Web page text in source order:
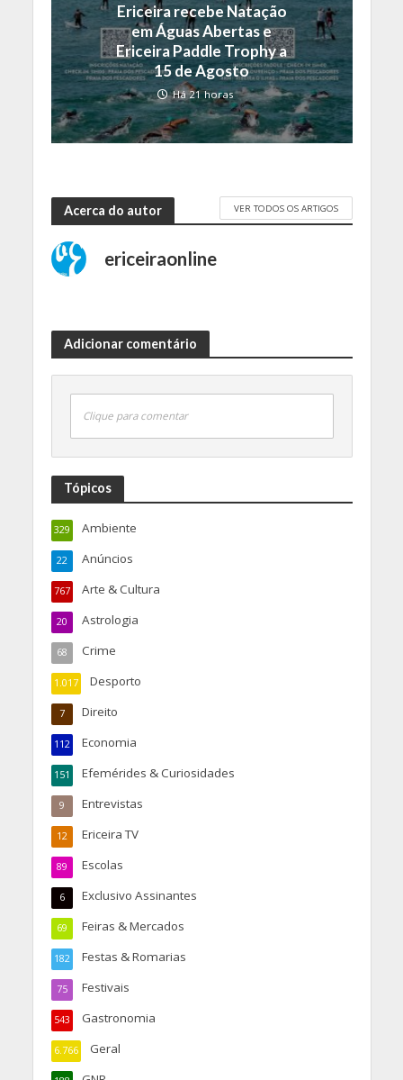
Ericeira recebe Natação
em Águas Abertas e
Ericeira Paddle Trophy a
15 de Agosto
Há 21 horas
Acerca do autor VER TODOS OS ARTIGOS
ericeiraonline
Adicionar comentário
Clique para comentar
Tópicos
Ambiente
329
Anúncios
22
Arte & Cultura
767
Astrologia
20
Crime
68
Desporto
1.017
Direito
7
Economia
112
Efemérides & Curiosidades
151
Entrevistas
9
Ericeira TV
12
Escolas
89
Exclusivo Assinantes
6
Feiras & Mercados
69
Festas & Romarias
182
Festivais
75
Gastronomia
543
Geral
6.766